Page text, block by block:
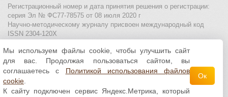
Регистрационный номер и дата принятия решения о регистрации:
серия Эл № ФС77-78575 от 08 июля 2020 г
Научно-методическому журналу присвоен международный код
ISSN 2304-120X
МЦИТО|Школьные олимпиады и онлайн конкурсы для детей
Политика использования файлов cookie| Политика обработки и
защиты персональных данных
Все материалы доступны полицензии Creative
Мы используем файлы cookie, чтобы улучшить сайт
для вас. Продолжая пользоваться сайтом, вы
соглашаетесь с Политикой использования файлов
cookie
К сайту подключен сервис Яндекс.Метрика, который
Ок